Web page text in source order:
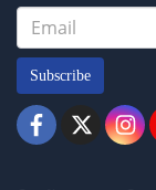
Subscribe